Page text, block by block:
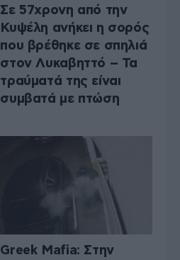
Σε 57χρονη από την
Κυψέλη ανήκει η σορός
που βρέθηκε σε σπηλιά
στον Λυκαβηττό – Τα
τραύματά της είναι
συμβατά με πτώση
Greek Mafia: Στην